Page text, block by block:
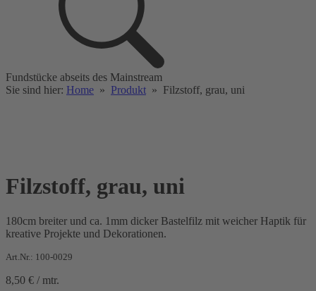
Fundstücke abseits des Mainstream
Sie sind hier: Home » Produkt » Filzstoff, grau, uni
Filzstoff, grau, uni
180cm breiter und ca. 1mm dicker Bastelfilz mit weicher Haptik für
kreative Projekte und Dekorationen.
Art.Nr.: 100-0029
8,50 € / mtr.